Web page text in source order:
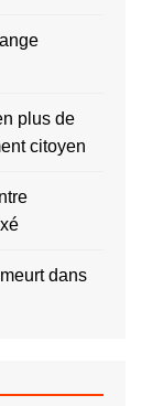
plus de
citoyen
dans